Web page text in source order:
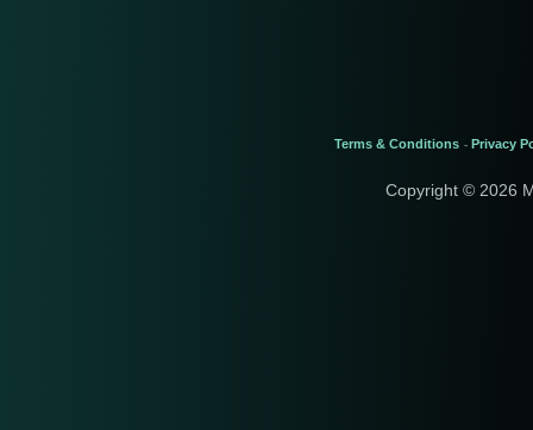
Terms & Conditions - Privacy
Copyright © 2026